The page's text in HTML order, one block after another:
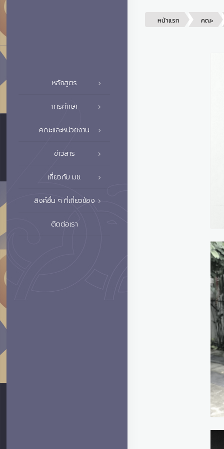
หลักสูตร
การศึกษา
คณะและหน่วยงาน
ข่าวสาร
เกี่ยวกับ มช.
ลิงค์อื่น ๆ ที่เกี่ยวข้อง
ติดต่อเรา
หน้าแรก คณะ